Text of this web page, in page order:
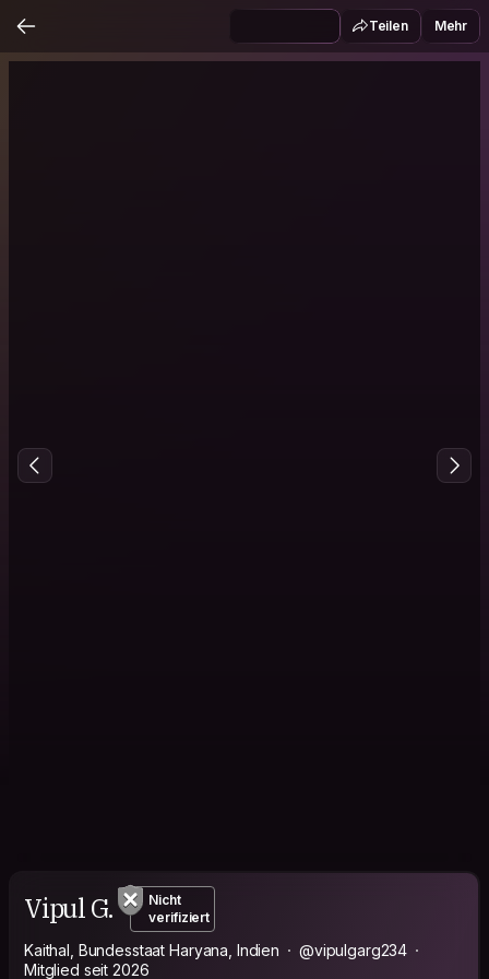
Teilen Mehr
Vipul G.
Nicht
verifiziert
Kaithal, Bundesstaat Haryana, Indien
@vipulgarg234
Mitglied seit 2026